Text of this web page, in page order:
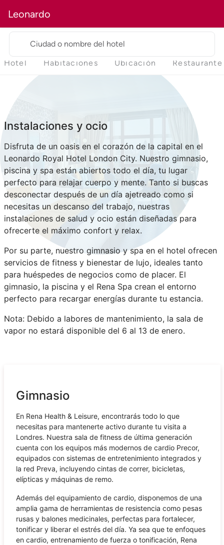
Leonardo
Ciudad o nombre del hotel
Hotel Habitaciones Ubicación Restaurante
Instalaciones y ocio
Disfruta de un oasis en el corazón de la capital en el
Leonardo Royal Hotel London City. Nuestro gimnasio,
piscina y spa están abiertos todo el día, tu lugar
perfecto para relajar cuerpo y mente. Tanto si buscas
desconectar después de un día ajetreado como si
necesitas un descanso del trabajo, nuestras
instalaciones de salud y ocio están diseñadas para
ofrecerte el máximo confort y relax.
Por su parte, nuestro gimnasio y spa en el hotel ofrecen
servicios de fitness y bienestar de lujo, ideales tanto
para huéspedes de negocios como de placer. El
gimnasio, la piscina y el Rena Spa crean el entorno
perfecto para recargar energías durante tu estancia.
Nota: Debido a labores de mantenimiento, la sala de
vapor no estará disponible del 6 al 13 de enero.
Gimnasio
En Rena Health & Leisure, encontrarás todo lo que
necesitas para mantenerte activo durante tu visita a
Londres. Nuestra sala de fitness de última generación
cuenta con los equipos más modernos de cardio Precor,
equipados con sistemas de entretenimiento integrados y
la red Preva, incluyendo cintas de correr, bicicletas,
elípticas y máquinas de remo.
Además del equipamiento de cardio, disponemos de una
amplia gama de herramientas de resistencia como pesas
rusas y balones medicinales, perfectas para fortalecer,
tonificar y liberar el estrés del día. Ya sea que te enfoques
en cardio, entrenamiento de fuerza o tonificación, Rena